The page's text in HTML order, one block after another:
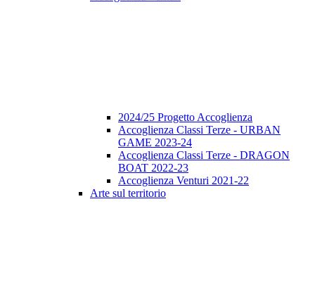
2024/25 Progetto Accoglienza
Accoglienza Classi Terze - URBAN
GAME 2023-24
Accoglienza Classi Terze - DRAGON
BOAT 2022-23
Accoglienza Venturi 2021-22
Arte sul territorio